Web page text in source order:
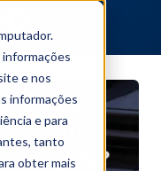
e nos
informações
e para
tanto
obter mais